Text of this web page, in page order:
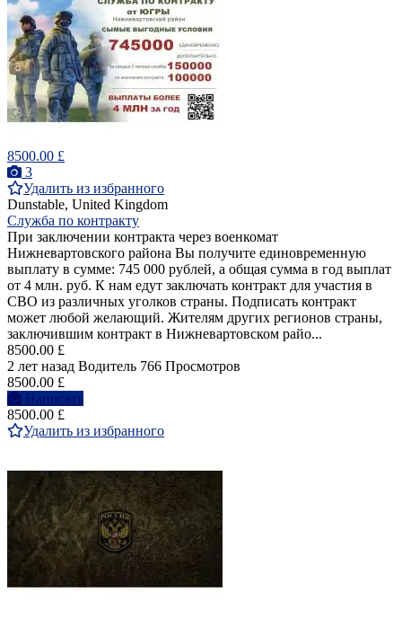
8500.00 £
3
Удалить из избранного
Dunstable, United Kingdom
Служба по контракту
При заключении контракта через военкомат
Нижневартовского района Вы получите единовременную
выплату в сумме: 745 000 рублей, а общая сумма в год выплат
от 4 млн. руб. К нам едут заключать контракт для участия в
СВО из различных уголков страны. Подписать контракт
может любой желающий. Жителям других регионов страны,
заключившим контракт в Нижневартовском райо...
8500.00 £
2 лет назад Водитель 766 Просмотров
8500.00 £
Написать
8500.00 £
Удалить из избранного